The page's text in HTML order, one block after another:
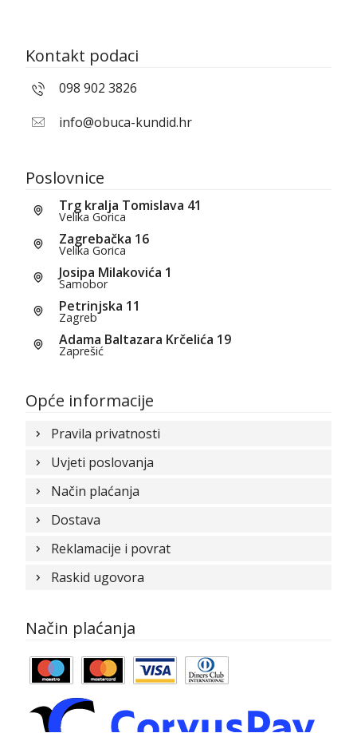
Kontakt podaci
098 902 3826
info@obuca-kundid.hr
Poslovnice
Trg kralja Tomislava 41
Velika Gorica
Zagrebačka 16
Velika Gorica
Josipa Milakovića 1
Samobor
Petrinjska 11
Zagreb
Adama Baltazara Krčelića 19
Zaprešić
Opće informacije
Pravila privatnosti
Uvjeti poslovanja
Način plaćanja
Dostava
Reklamacije i povrat
Raskid ugovora
Način plaćanja